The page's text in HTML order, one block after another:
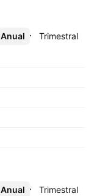
Anual Trimestral
Más
Anual Trimestral
Más